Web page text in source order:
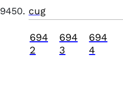
cug
694
2
694
3
694
4